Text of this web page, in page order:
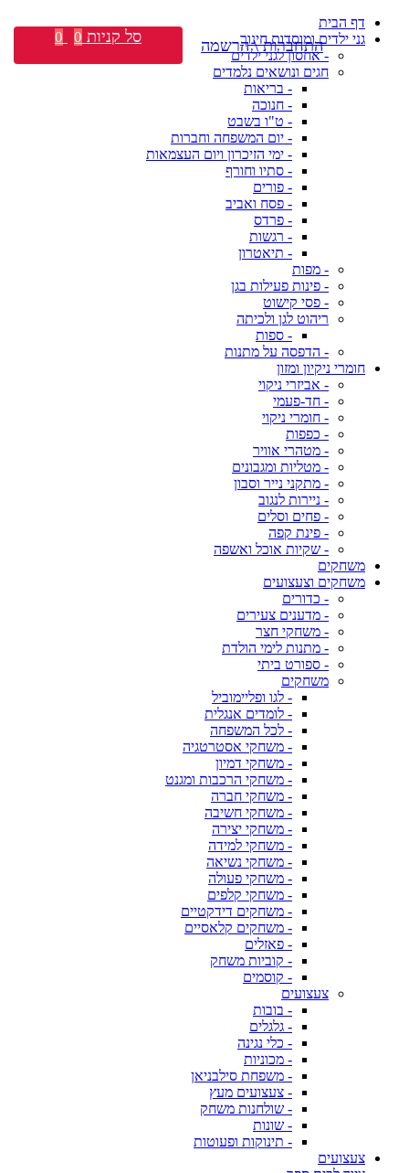
דף הבית
גני ילדים ומוסדות חינוך
- אחסון לגני ילדים
חגים ונושאים נלמדים
- בריאות
- חנוכה
- ט"ו בשבט
- יום המשפחה וחברות
- ימי הזיכרון ויום העצמאות
- סתיו וחורף
- פורים
- פסח ואביב
- פרדס
- רגשות
- תיאטרון
- מפות
- פינות פעילות בגן
- פסי קישוט
ריהוט לגן ולכיתה
- ספות
- הדפסה על מתנות
חומרי ניקיון ומזון
- אביזרי ניקוי
- חד-פעמי
- חומרי ניקוי
- כפפות
- מטהרי אוויר
- מטליות ומגבונים
- מתקני נייר וסבון
- ניירות לנגוב
- פחים וסלים
- פינת קפה
- שקיות אוכל ואשפה
משחקים
משחקים וצעצועים
- כדורים
- מדענים צעירים
- משחקי חצר
- מתנות לימי הולדת
- ספורט ביתי
משחקים
- לגו ופליימוביל
- לומדים אנגלית
- לכל המשפחה
- משחקי אסטרטגיה
- משחקי דמיון
- משחקי הרכבות ומגנט
- משחקי חברה
- משחקי חשיבה
- משחקי יצירה
- משחקי למידה
- משחקי נשיאה
- משחקי פעולה
- משחקי קלפים
- משחקים דידקטיים
- משחקים קלאסיים
- פאזלים
- קוביות משחק
- קוסמים
צעצועים
- בובות
- גלגלים
- כלי נגינה
- מכוניות
- משפחת סילבניאן
- צעצועים מעץ
- שולחנות משחק
- שונות
- תינוקות ופעוטות
צעצועים
התחברות \ הרשמה סל קניות 0
0